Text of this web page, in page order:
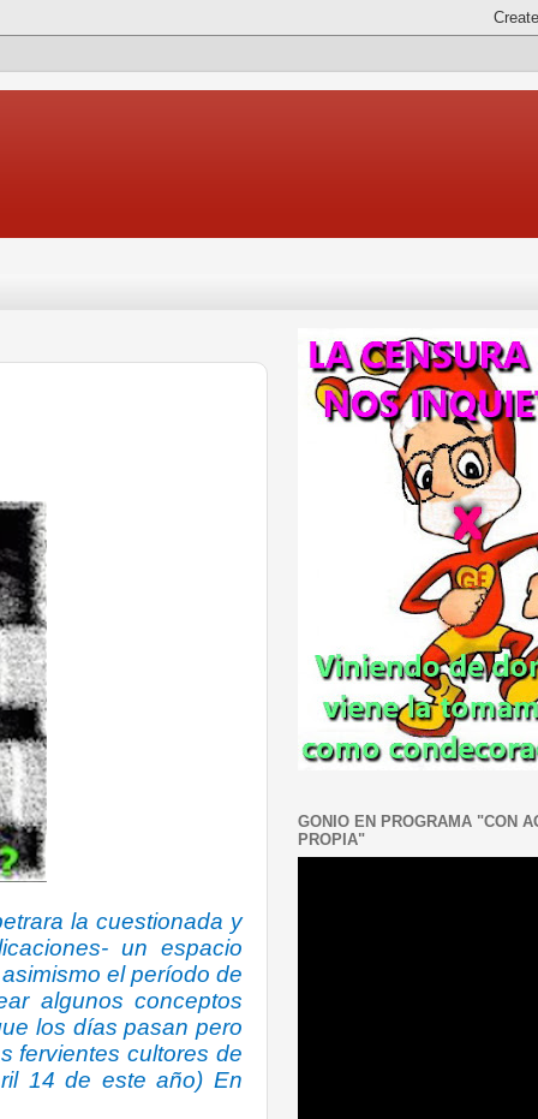
la cuestionada y
un espacio
el período de
algunos conceptos
los días pasan pero
fervientes cultores de
14 de este año) En
GONIO EN PROGRAMA "CON
PROPIA"